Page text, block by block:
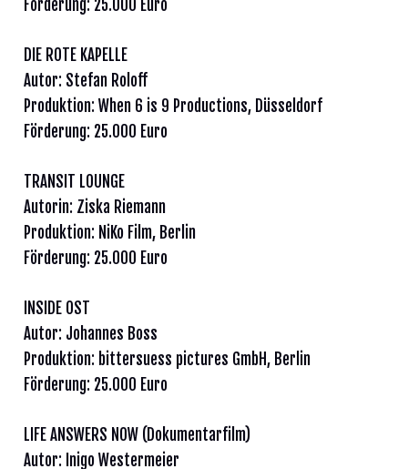
Förderung: 25.000 Euro
DIE ROTE KAPELLE
Autor: Stefan Roloff
Produktion: When 6 is 9 Productions, Düsseldorf
Förderung: 25.000 Euro
TRANSIT LOUNGE
Autorin: Ziska Riemann
Produktion: NiKo Film, Berlin
Förderung: 25.000 Euro
INSIDE OST
Autor: Johannes Boss
Produktion: bittersuess pictures GmbH, Berlin
Förderung: 25.000 Euro
LIFE ANSWERS NOW (Dokumentarfilm)
Autor: Inigo Westermeier